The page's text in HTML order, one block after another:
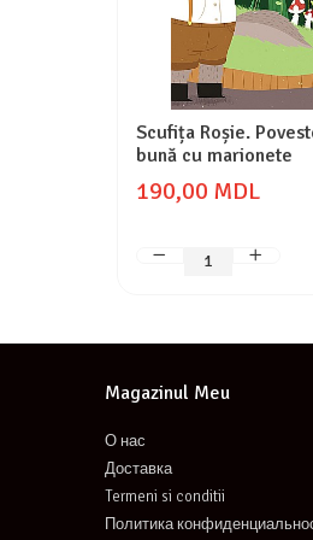
Scufița Roșie.
bună cu marionete
190,00 MDL
Magazinul Meu
О нас
Доставка
Termeni si conditii
Политика